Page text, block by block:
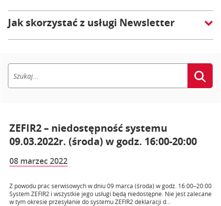
Jak skorzystać z usługi Newsletter
ZEFIR2 – niedostępność systemu
09.03.2022r. (środa) w godz. 16:00-20:00
08 marzec 2022
Z powodu prac serwisowych w dniu 09 marca (środa) w godz. 16:00–20:00
System ZEFIR2 i wszystkie jego usługi będą niedostępne. Nie jest zalecane
w tym okresie przesyłanie do systemu ZEFIR2 deklaracji d...